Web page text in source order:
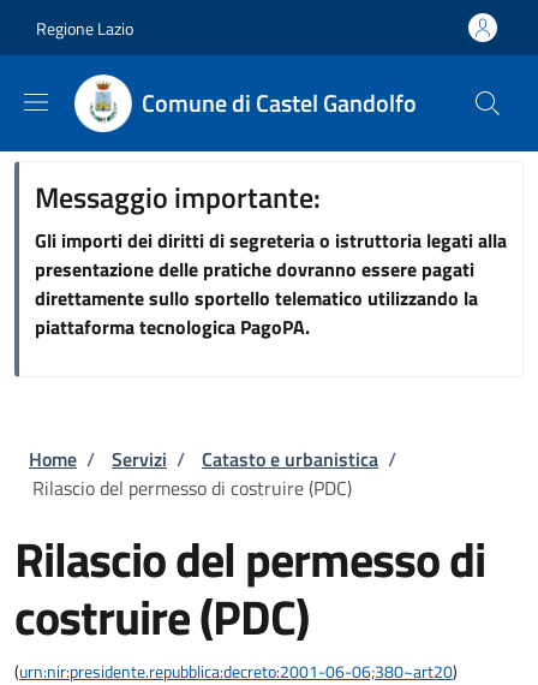
Regione Lazio
Comune di Castel Gandolfo
Messaggio importante:
Gli importi dei diritti di segreteria o istruttoria legati alla
presentazione delle pratiche dovranno essere pagati
direttamente sullo sportello telematico utilizzando la
piattaforma tecnologica PagoPA.
Briciole di pane
Home / Servizi / Catasto e urbanistica /
Rilascio del permesso di costruire (PDC)
Rilascio del permesso di
costruire (PDC)
(urn:nir:presidente.repubblica:decreto:2001-06-06;380~art20)